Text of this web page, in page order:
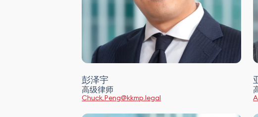
彭泽宇
高级律师
Chuck.Peng@kkmp.legal